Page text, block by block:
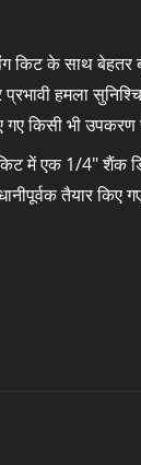
किट के साथ
हमला
किसी भी
में एक 1/4" शैंक
तैयार